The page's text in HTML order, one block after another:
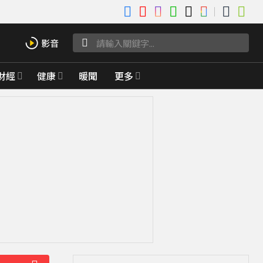
經 健康 暖聞 更多